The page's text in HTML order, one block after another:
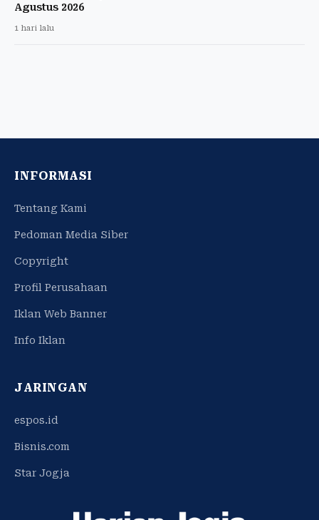
Agustus 2026
1 hari lalu
INFORMASI
Tentang Kami
Pedoman Media Siber
Copyright
Profil Perusahaan
Iklan Web Banner
Info Iklan
JARINGAN
espos.id
Bisnis.com
Star Jogja